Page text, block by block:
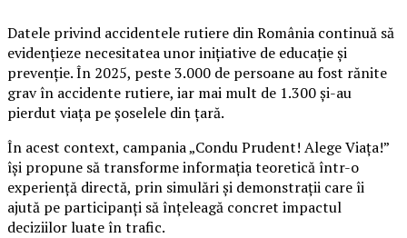
Datele privind accidentele rutiere din România continuă să
evidențieze necesitatea unor inițiative de educație și
prevenție. În 2025, peste 3.000 de persoane au fost rănite
grav în accidente rutiere, iar mai mult de 1.300 și-au
pierdut viața pe șoselele din țară.
În acest context, campania „Condu Prudent! Alege Viața!”
își propune să transforme informația teoretică într-o
experiență directă, prin simulări și demonstrații care îi
ajută pe participanți să înțeleagă concret impactul
deciziilor luate în trafic.